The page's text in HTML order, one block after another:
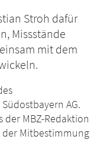
Stroh dafür
Missstände
mit dem
AG.
MBZ-Redaktion
Mitbestimmung